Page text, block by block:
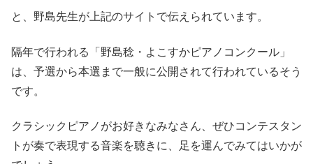
と、野島先生が上記のサイトで伝えられています。
隔年で行われる「野島稔・よこすかピアノコンクール」
は、予選から本選まで一般に公開されて行われているそう
です。
クラシックピアノがお好きなみなさん、ぜひコンテスタン
トが奏で表現する音楽を聴きに、足を運んでみてはいかが